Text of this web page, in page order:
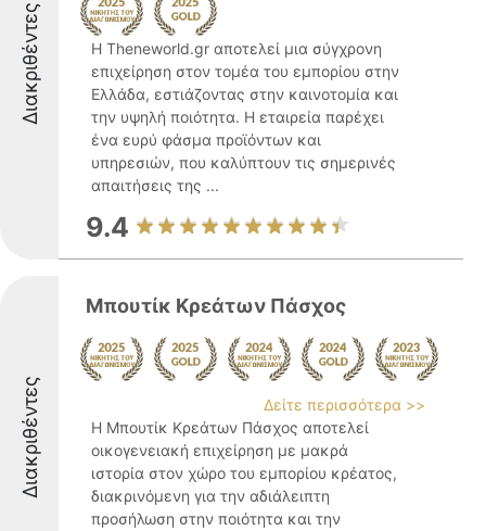
Διακριθέντες
Η Theneworld.gr αποτελεί μια σύγχρονη
επιχείρηση στον τομέα του εμπορίου στην
Ελλάδα, εστιάζοντας στην καινοτομία και
την υψηλή ποιότητα. Η εταιρεία παρέχει
ένα ευρύ φάσμα προϊόντων και
υπηρεσιών, που καλύπτουν τις σημερινές
απαιτήσεις της ...
9.4
Διακριθέντες
Μπουτίκ Κρεάτων Πάσχος
Δείτε περισσότερα >>
Η Μπουτίκ Κρεάτων Πάσχος αποτελεί
οικογενειακή επιχείρηση με μακρά
ιστορία στον χώρο του εμπορίου κρέατος,
διακρινόμενη για την αδιάλειπτη
προσήλωση στην ποιότητα και την